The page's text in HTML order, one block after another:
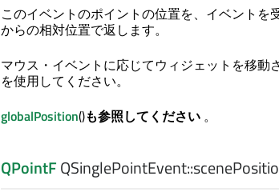
このイベントのポイントの位置を、イベント
からの相対位置で返します。
マウス・イベントに応じてウィジェットを移動
を使用してください。
globalPosition()も参照してください 。
QPointFQSinglePointEvent::